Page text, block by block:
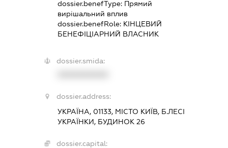
dossier.benefType: Прямий
вирішальний вплив
dossier.benefRole: КІНЦЕВИЙ
БЕНЕФІЦІАРНИЙ ВЛАСНИК
dossier.smida:
dossier.address:
УКРАЇНА, 01133, МІСТО КИЇВ, Б.ЛЕСІ
УКРАЇНКИ, БУДИНОК 26
dossier.capital: